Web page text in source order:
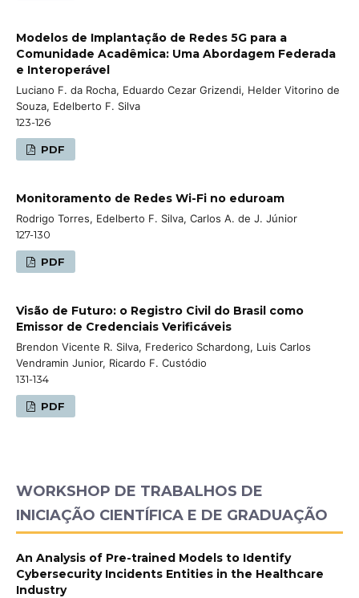
Modelos de Implantação de Redes 5G para a
Comunidade Acadêmica: Uma Abordagem Federada
e Interoperável
Luciano F. da Rocha, Eduardo Cezar Grizendi, Helder Vitorino de
Souza, Edelberto F. Silva
123-126
PDF
Monitoramento de Redes Wi-Fi no eduroam
Rodrigo Torres, Edelberto F. Silva, Carlos A. de J. Júnior
127-130
PDF
Visão de Futuro: o Registro Civil do Brasil como
Emissor de Credenciais Verificáveis
Brendon Vicente R. Silva, Frederico Schardong, Luis Carlos
Vendramin Junior, Ricardo F. Custódio
131-134
PDF
WORKSHOP DE TRABALHOS DE
INICIAÇÃO CIENTÍFICA E DE GRADUAÇÃO
An Analysis of Pre-trained Models to Identify
Cybersecurity Incidents Entities in the Healthcare
Industry